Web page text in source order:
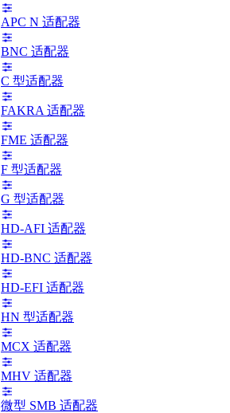
APC N 适配器
BNC 适配器
C 型适配器
FAKRA 适配器
FME 适配器
F 型适配器
G 型适配器
HD-AFI 适配器
HD-BNC 适配器
HD-EFI 适配器
HN 型适配器
MCX 适配器
MHV 适配器
微型 SMB 适配器